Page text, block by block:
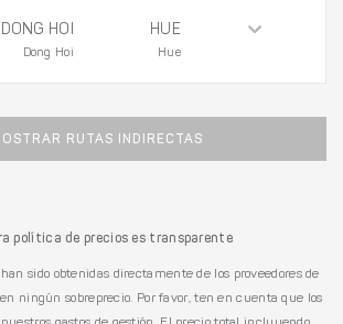
DONG HOI
Dong Hoi
HUE
Hue
RUTAS INDIRECTAS
política de precios es transparente
sido obtenidas directamente de los proveedores de
ningún sobreprecio. Por favor, ten en cuenta que los